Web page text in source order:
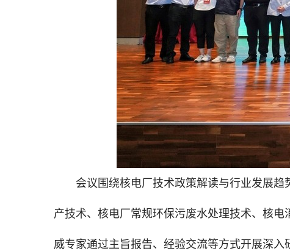
会议围绕核电厂技术政策解读与行业发展
产技术、核电厂常规环保污废水处理技术、核
威专家通过主旨报告、经验交流等方式开展深入